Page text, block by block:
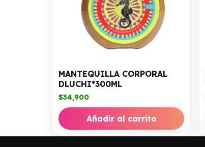
MANTEQUILLA CORPORAL
DLUCHI*300ML
$34,900
Añadir al carrito